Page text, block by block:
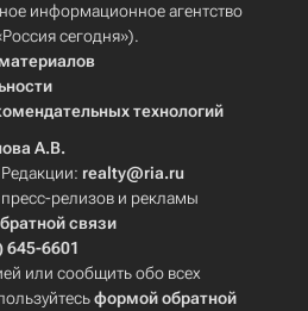
информационное агентство
сегодня»).
технологий
А.В.
realty@ria.ru
релизов и рекламы
связи
645-6601
или сообщить обо всех
формой обратной